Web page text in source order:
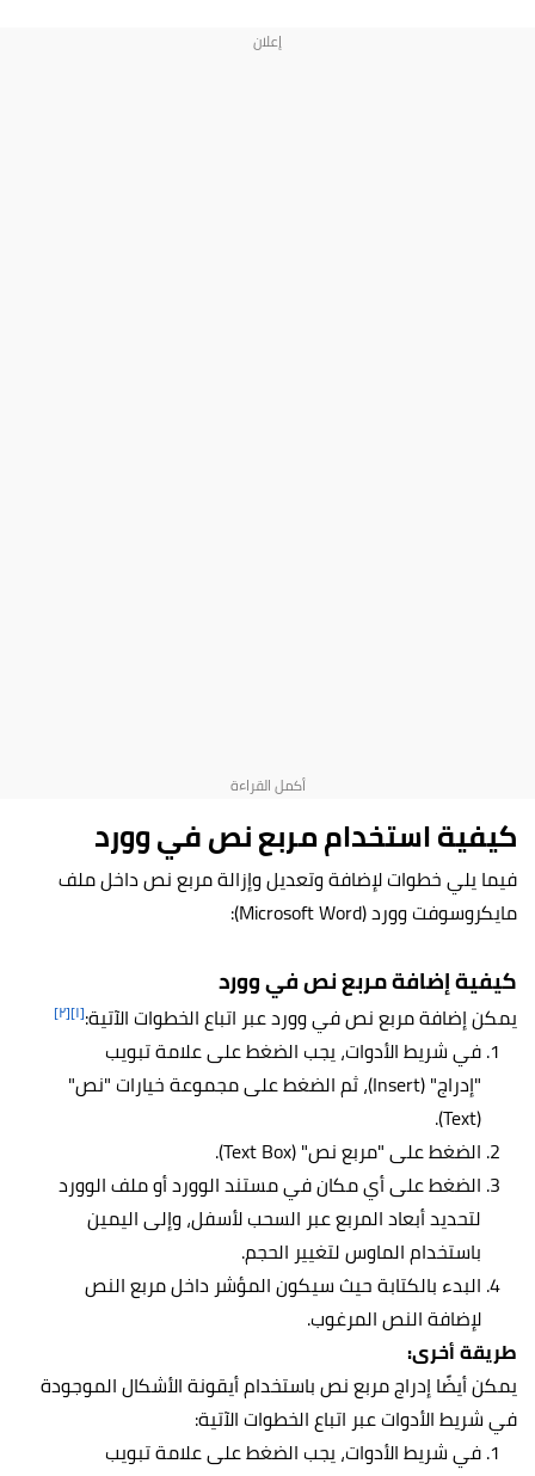
كيفية استخدام مربع نص في وورد
فيما يلي خطوات لإضافة وتعديل وإزالة مربع نص داخل ملف
مايكروسوفت وورد (Microsoft Word):
كيفية إضافة مربع نص في وورد
يمكن إضافة مربع نص في وورد عبر اتباع الخطوات الآتية:[١] [٢]
في شريط الأدوات، يجب الضغط على علامة تبويب
"إدراج" (Insert)، ثم الضغط على مجموعة خيارات "نص"
(Text).
الضغط على "مربع نص" (Text Box).
الضغط على أي مكان في مستند الوورد أو ملف الوورد
لتحديد أبعاد المربع عبر السحب لأسفل، وإلى اليمين
باستخدام الماوس لتغيير الحجم.
البدء بالكتابة حيث سيكون المؤشر داخل مربع النص
لإضافة النص المرغوب.
طريقة أخرى:
يمكن أيضًا إدراج مربع نص باستخدام أيقونة الأشكال الموجودة
في شريط الأدوات عبر اتباع الخطوات الآتية:
في شريط الأدوات، يجب الضغط على علامة تبويب